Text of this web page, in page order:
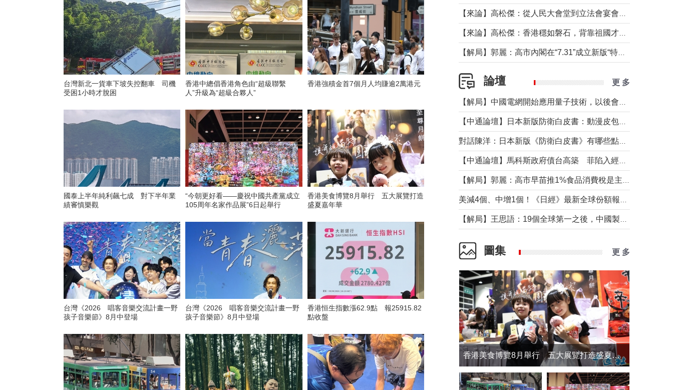
台灣新北一貨車下坡失控翻車 司機
受困1小時才脫困
香港中總倡香港角色由“超級聯繫
人”升級為“超級合夥人”
香港強積金首7個月人均賺逾2萬港元
國泰上半年純利飆七成 對下半年業
績審慎樂觀
“今朝更好看——慶祝中國共產黨成立
105周年名家作品展”6日起舉行
香港美食博覽8月舉行 五大展覽打造
盛夏嘉年華
台灣《2026 唱客音樂交流計畫一野
孩子音樂節》8月中登場
台灣《2026 唱客音樂交流計畫一野
孩子音樂節》8月中登場
香港恒生指數漲62.9點 報25915.82
點收盤
論壇 更 多
圖集 更 多
香港美食博覽8月舉行 五大展覽打造盛夏嘉年華